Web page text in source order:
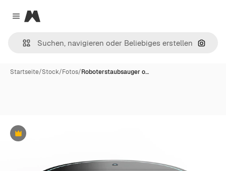
Close menu
Magnific
Nach
Startseite/Stock/Fotos/Roboterstaubsauger o…
Premium